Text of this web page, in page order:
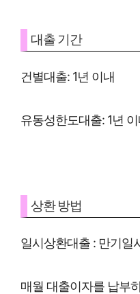
대출 기간
건별대출: 1년 이내
유동성한도대출: 1년
상환 방법
일시상환대출 : 만기일
매월 대출이자를 납부